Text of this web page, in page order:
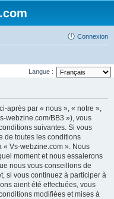
Connexion
Langue :
après par « nous », « notre »,
webzine.com/BB3 »), vous
suivantes. Si vous
de toutes les conditions
« Vs-webzine.com ». Nous
moment et nous essaierons
nous vous conseillons de
si vous continuez à participer à
aient été effectuées, vous
modifiées et mises à